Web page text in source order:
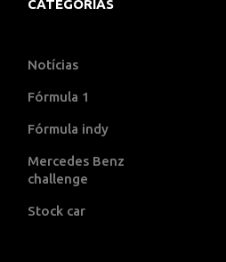
CATEGORIAS
Notícias
Fórmula 1
Fórmula indy
Mercedes Benz
challenge
Stock car